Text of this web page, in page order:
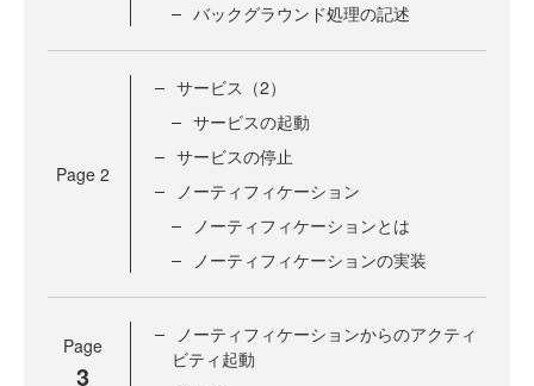
バックグラウンド処理の記述
Page 2
サービス（2）
サービスの起動
サービスの停止
ノーティフィケーション
ノーティフィケーションとは
ノーティフィケーションの実装
Page
3
ノーティフィケーションからのアクティ
ビティ起動